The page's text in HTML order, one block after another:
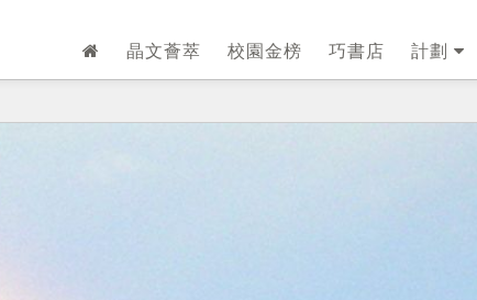
晶文薈萃 校園金榜 巧書店 計劃